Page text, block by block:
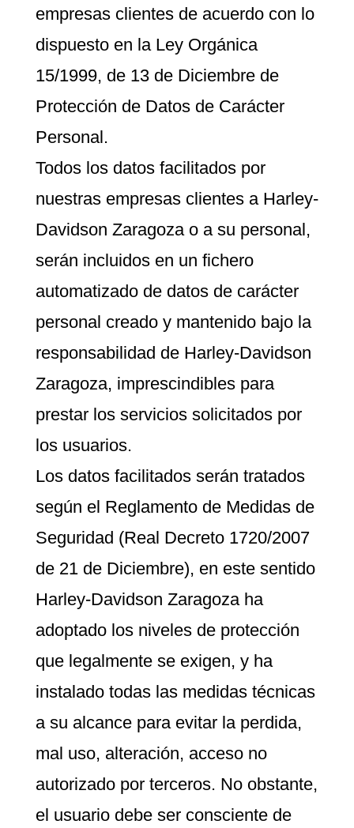
empresas clientes de acuerdo con lo
dispuesto en la Ley Orgánica
15/1999, de 13 de Diciembre de
Protección de Datos de Carácter
Personal.
Todos los datos facilitados por
nuestras empresas clientes a Harley-
Davidson Zaragoza o a su personal,
serán incluidos en un fichero
automatizado de datos de carácter
personal creado y mantenido bajo la
responsabilidad de Harley-Davidson
Zaragoza, imprescindibles para
prestar los servicios solicitados por
los usuarios.
Los datos facilitados serán tratados
según el Reglamento de Medidas de
Seguridad (Real Decreto 1720/2007
de 21 de Diciembre), en este sentido
Harley-Davidson Zaragoza ha
adoptado los niveles de protección
que legalmente se exigen, y ha
instalado todas las medidas técnicas
a su alcance para evitar la perdida,
mal uso, alteración, acceso no
autorizado por terceros. No obstante,
el usuario debe ser consciente de